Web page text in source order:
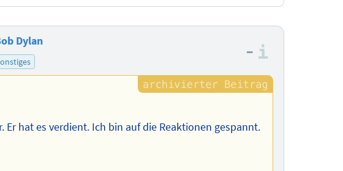
Dylan
–
hat es verdient. Ich bin auf die Reaktionen gespannt.